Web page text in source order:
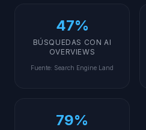
47%
BÚSQUEDAS CON AI
OVERVIEWS
Fuente: Search Engine Land
79%